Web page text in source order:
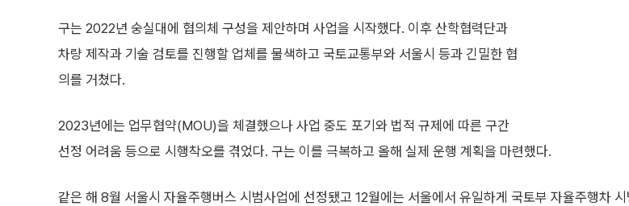
구는 2022년 숭실대에 협의체 구성을 제안하며 사업을 시작했다. 이후 산학협력단과
차량 제작과 기술 검토를 진행할 업체를 물색하고 국토교통부와 서울시 등과 긴밀한 협
의를 거쳤다.
2023년에는 업무협약(MOU)을 체결했으나 사업 중도 포기와 법적 규제에 따른 구간
선정 어려움 등으로 시행착오를 겪었다. 구는 이를 극복하고 올해 실제 운행 계획을 마련했다.
같은 해 8월 서울시 자율주행버스 시범사업에 선정됐고 12월에는 서울에서 유일하게 국토부 자율주행차